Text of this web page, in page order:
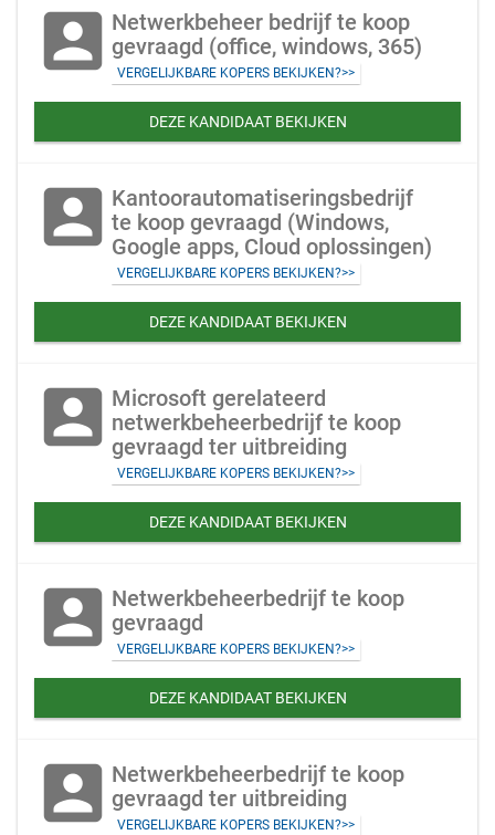
account_box Netwerkbeheer bedrijf te koop
gevraagd (office, windows, 365)
VERGELIJKBARE KOPERS BEKIJKEN?>>
DEZE KANDIDAAT BEKIJKEN
account_box Kantoorautomatiseringsbedrijf
te koop gevraagd (Windows,
Google apps, Cloud oplossingen)
VERGELIJKBARE KOPERS BEKIJKEN?>>
DEZE KANDIDAAT BEKIJKEN
account_box Microsoft gerelateerd
netwerkbeheerbedrijf te koop
gevraagd ter uitbreiding
VERGELIJKBARE KOPERS BEKIJKEN?>>
DEZE KANDIDAAT BEKIJKEN
account_box Netwerkbeheerbedrijf te koop
gevraagd
VERGELIJKBARE KOPERS BEKIJKEN?>>
DEZE KANDIDAAT BEKIJKEN
account_box Netwerkbeheerbedrijf te koop
gevraagd ter uitbreiding
VERGELIJKBARE KOPERS BEKIJKEN?>>